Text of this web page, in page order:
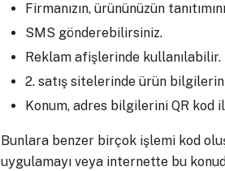
Firmanızın, ürününüzün
SMS gönderebilirsiniz.
Reklam afişlerinde kullanılabilir.
2. satış sitelerinde ürün
Konum, adres bilgilerini QR kod
Bunlara benzer birçok işlemi kod
uygulamayı veya internette bu